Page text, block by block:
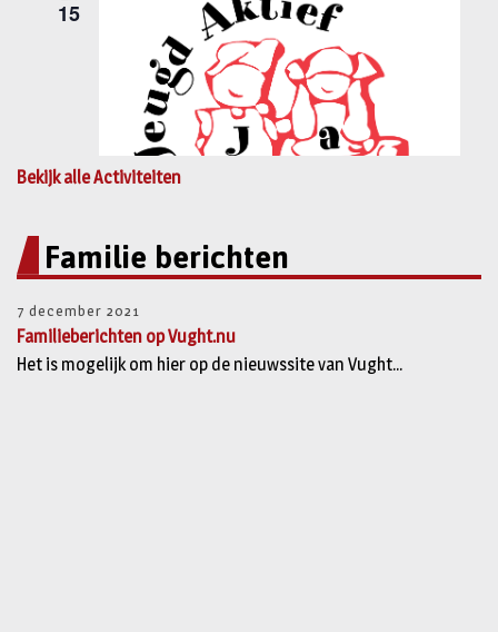
Bekijk alle Activiteiten
Familie berichten
7 december 2021
Familieberichten op Vught.nu
Het is mogelijk om hier op de nieuwssite van Vught...